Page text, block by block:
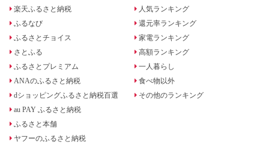
楽天ふるさと納税
ふるなび
ふるさとチョイス
さとふる
ふるさとプレミアム
ANAのふるさと納税
dショッピングふるさと納税百選
au PAY ふるさと納税
ふるさと本舗
ヤフーのふるさと納税
人気ランキング
還元率ランキング
家電ランキング
高額ランキング
一人暮らし
食べ物以外
その他のランキング